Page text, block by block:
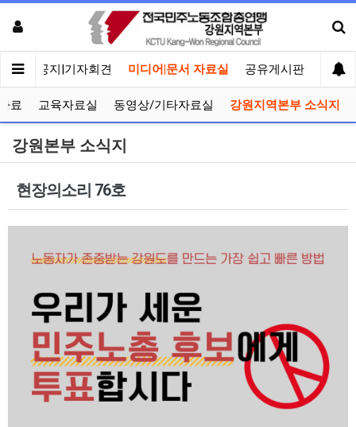
인 공지|기자회견 미디어|문서 자료실 공유게시판 선거
료 교육자료실 동영상/기타자료실 강원지역본부 소식지
강원본부 소식지
현장의소리 76호